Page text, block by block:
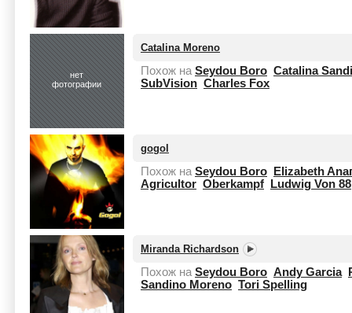
нет
фотографии
Catalina Moreno
Похож на Seydou Boro Catalina
SubVision Charles Fox
gogol
Похож на Seydou Boro
Elizabeth
Agricultor Oberkampf Ludwig Von 88
Miranda Richardson
Похож на Seydou Boro Andy Garcia
Sandino Moreno Tori Spelling